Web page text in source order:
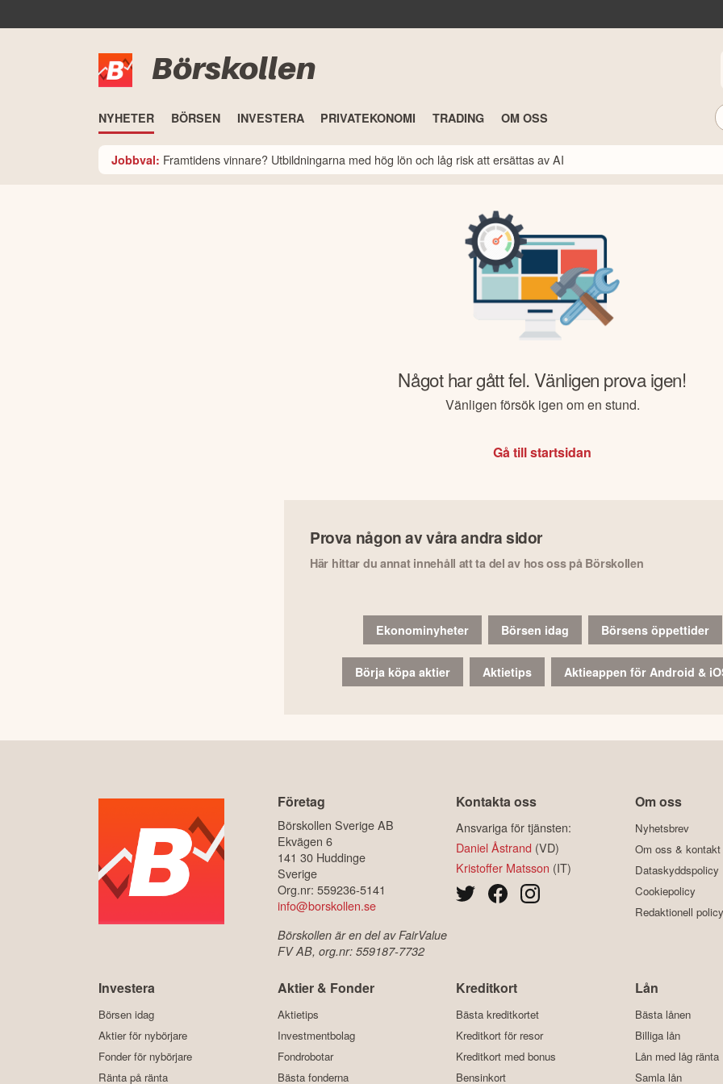
Börskollen
NYHETER BÖRSEN INVESTERA PRIVATEKONOMI TRADING OM OSS
Jobbval: Framtidens vinnare? Utbildningarna med hög lön och låg risk att ersättas av AI
Något har gått fel. Vänligen prova igen!
Vänligen försök igen om en stund.
Gå till startsidan
Prova någon av våra andra sidor
Här hittar du annat innehåll att ta del av hos oss på Börskollen
Ekonominyheter Börsen idag Börsens öppettider
Börja köpa aktier Aktietips Aktieappen för Android &
Företag
Börskollen Sverige AB
Ekvägen 6
141 30 Huddinge
Sverige
Org.nr: 559236-5141
info@borskollen.se
Börskollen är en del av FairValue
FV AB, org.nr: 559187-7732
Kontakta oss
Ansvariga för tjänsten:
Daniel Åstrand (VD)
Kristoffer Matsson (IT)
Om oss
Nyhetsbrev
Om oss & kontakt
Dataskyddspolicy
Cookiepolicy
Redaktionell policy
Investera
Börsen idag
Aktier för nybörjare
Fonder för nybörjare
Ränta på ränta
Aktier & Fonder
Aktietips
Investmentbolag
Fondrobotar
Bästa fonderna
Kreditkort
Bästa kreditkortet
Kreditkort för resor
Kreditkort med bonus
Bensinkort
Lån
Bästa lånen
Billiga lån
Lån med låg ränta
Samla lån